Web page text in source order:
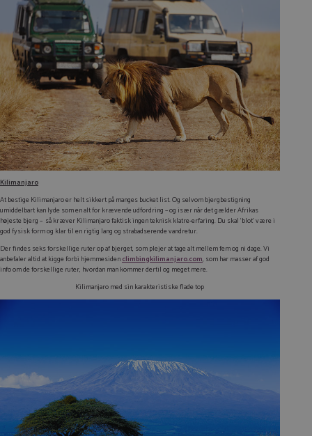
Kilimanjaro
At bestige Kilimanjaro er helt sikkert på mangesbucket list. Og selvom bjergbestigning
umiddelbart kan lyde som en alt for krævende udfordring – og især når det gælder Afrikas
højeste bjerg – så kræver Kilimanjaro faktisk ingen teknisk klatre-erfaring. Du skal ‘blot’ være i
god fysisk form og klar til en rigtig lang og strabadserende vandretur.
Der findes seks forskellige ruter op af bjerget, som plejer at tage alt mellem fem og ni dage. Vi
anbefaler altid at kigge forbi hjemmesidenclimbingkilimanjaro.com, som har masser af god
info om de forskellige ruter, hvordan man kommer dertil og meget mere.
Kilimanjaro med sin karakteristiske flade top